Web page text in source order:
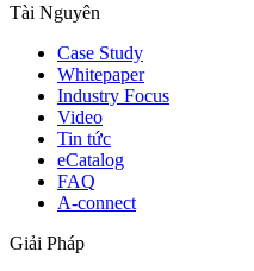
Tài Nguyên
Case Study
Whitepaper
Industry Focus
Video
Tin tức
eCatalog
FAQ
A-connect
Giải Pháp